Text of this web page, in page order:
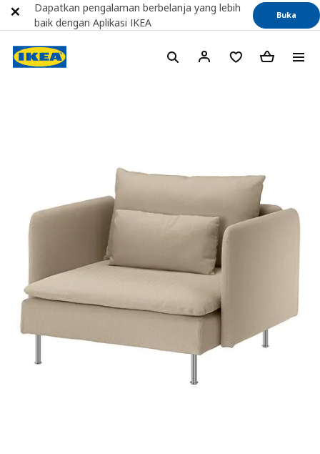
Dapatkan pengalaman berbelanja yang lebih
baik dengan Aplikasi IKEA
Buka